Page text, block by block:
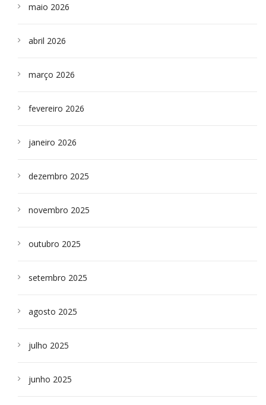
maio 2026
abril 2026
março 2026
fevereiro 2026
janeiro 2026
dezembro 2025
novembro 2025
outubro 2025
setembro 2025
agosto 2025
julho 2025
junho 2025